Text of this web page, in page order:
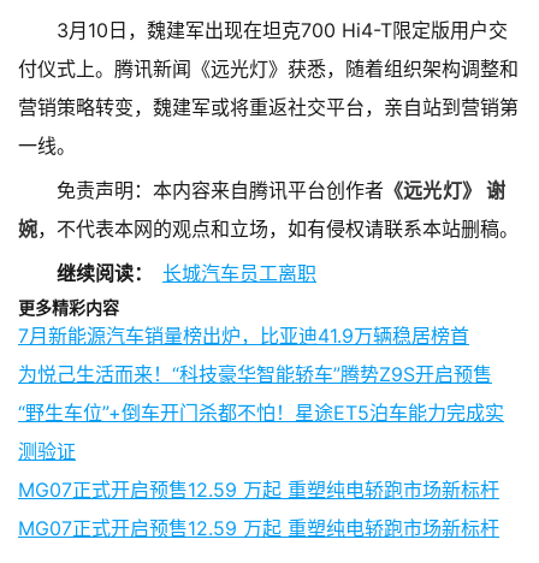
3月10日，魏建军出现在坦克700 Hi4-T限定版用户交
付仪式上。腾讯新闻《远光灯》获悉，随着组织架构调整和
营销策略转变，魏建军或将重返社交平台，亲自站到营销第
一线。
免责声明：本内容来自腾讯平台创作者 《远光灯》 谢
婉，不代表本网的观点和立场，如有侵权请联系本站删稿。
继续阅读：
长城汽车员工离职
更多精彩内容
7月新能源汽车销量榜出炉，比亚迪41.9万辆稳居榜首
为悦己生活而来！“科技豪华智能轿车”腾势Z9S开启预售
“野生车位”+倒车开门杀都不怕！星途ET5泊车能力完成实
测验证
MG07正式开启预售12.59 万起 重塑纯电轿跑市场新标杆
MG07正式开启预售12.59 万起 重塑纯电轿跑市场新标杆